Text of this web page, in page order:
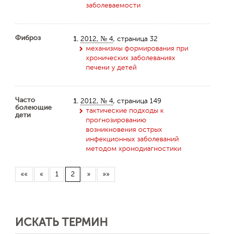
заболеваемости
Фиброз 1. 2012, № 4, страница 32
механизмы формирования при
хронических заболеваниях
печени у детей
Часто
болеющие
дети
1. 2012, № 4, страница 149
тактические подходы к
прогнозированию
возникновения острых
инфекционных заболеваний
методом хронодиагностики
«« « 1 2 » »»
ИСКАТЬ ТЕРМИН